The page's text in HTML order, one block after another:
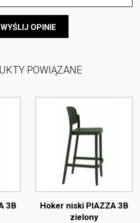
WYŚLIJ OPINIE
POWIĄZANE
3B
Hoker niski PIAZZA 3B
zielony